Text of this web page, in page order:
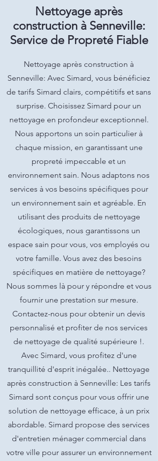
Nettoyage après
construction à Senneville:
Service de Propreté Fiable
Nettoyage après construction à
Senneville: Avec Simard, vous bénéficiez
de tarifs Simard clairs, compétitifs et sans
surprise. Choisissez Simard pour un
nettoyage en profondeur exceptionnel.
Nous apportons un soin particulier à
chaque mission, en garantissant une
propreté impeccable et un
environnement sain. Nous adaptons nos
services à vos besoins spécifiques pour
un environnement sain et agréable. En
utilisant des produits de nettoyage
écologiques, nous garantissons un
espace sain pour vous, vos employés ou
votre famille. Vous avez des besoins
spécifiques en matière de nettoyage?
Nous sommes là pour y répondre et vous
fournir une prestation sur mesure.
Contactez-nous pour obtenir un devis
personnalisé et profiter de nos services
de nettoyage de qualité supérieure !.
Avec Simard, vous profitez d'une
tranquillité d'esprit inégalée.. Nettoyage
après construction à Senneville: Les tarifs
Simard sont conçus pour vous offrir une
solution de nettoyage efficace, à un prix
abordable. Simard propose des services
d'entretien ménager commercial dans
votre ville pour assurer un environnement